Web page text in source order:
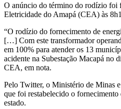
O anúncio do término do rodízio foi
Eletricidade do Amapá (CEA) às
“O rodízio do fornecimento de
[…] Com este transformador
em 100% para atender os 13
acidente na Subestação Macapá no
CEA, em nota.
Pelo Twitter, o Ministério de Minas
que foi restabelecido o
estado.